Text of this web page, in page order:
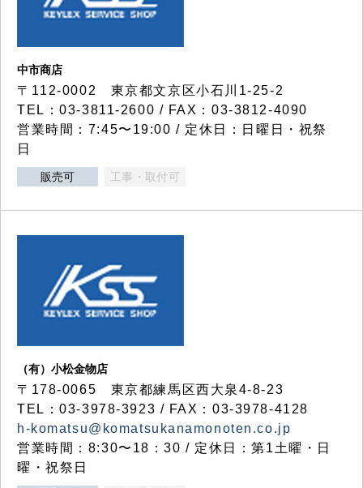
中市商店
〒112-0002 東京都文京区小石川1-25-2
TEL：03-3811-2600 / FAX：03-3812-4090
営業時間：7:45〜19:00 / 定休日：日曜日・祝祭
日
販売可 工事・取付可
（有）小松金物店
〒178-0065 東京都練馬区西大泉4-8-23
TEL：03-3978-3923 / FAX：03-3978-4128
h-komatsu@komatsukanamonoten.co.jp
営業時間：8:30〜18：30 / 定休日：第1土曜・日
曜・祝祭日